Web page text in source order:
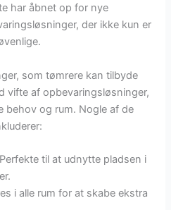
har åbnet op for nye
der ikke kun er
som tømrere kan tilbyde
vifte af opbevaringsløsninger,
behov og rum. Nogle af de
til at udnytte pladsen i
i alle rum for at skabe ekstra